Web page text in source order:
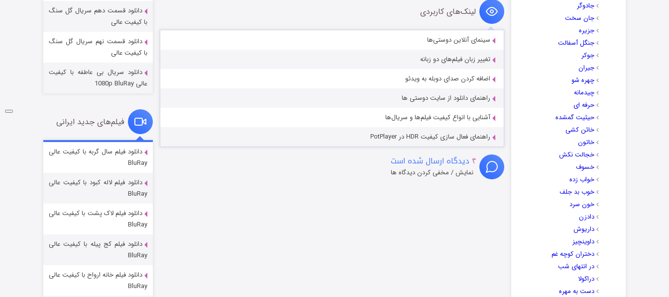
جادوگر
جان سخت
جزیره
جنگل آسفالت
جوکر
جیران
چهره شو
چیدمانه
حرفه ای
حیثیت گمشده
خائن کشی
خاتون
خجالت نکش
خسوف
خواب زده
خوب بد جلف
خون سرد
دادزن
داریوش
داوینچیز
دختران کوچه غم
در انتهای شب
دراکولا
دست به مهره
لینک‌های کاربردی
سینمای آنلاین دوستی‌ها
تغییر زبان فیلم‌های دو زبانه
اضافه کردن صدای دوبله به ویدئو
راهنمای دانلود از سایت دوستی ها
آشنایی با انواع کیفیت فیلم‌ها و سریال‌ها
راهنمای فعال سازی کیفیت HDR در PotPlayer
۴ دیدگاه ارسال شده است
نمایش / مخفی کردن دیدگاه ها
شوگر فصل ۲
قسمت ۷ (زیرنویس) منتشر شد
خاندان اژدها فصل ۳
قسمت
جادوگری در مغولستان
دانلود قسمت دهم سریال گل سنگ
با کیفیت عالی
دانلود قسمت نهم سریال گل سنگ
با کیفیت عالی
دانلود سریال بی عاطفه با کیفیت
عالی 1080p BluRay
فیلم‌های جدید ایرانی
دانلود فیلم سال گربه با کیفیت عالی
BluRay
دانلود فیلم لاله کبود با کیفیت عالی
BluRay
دانلود فیلم لاک پشت با کیفیت عالی
BluRay
دانلود فیلم کج‌ پیله با کیفیت عالی
BluRay
دانلود فیلم خانه ارواح با کیفیت عالی
BluRay